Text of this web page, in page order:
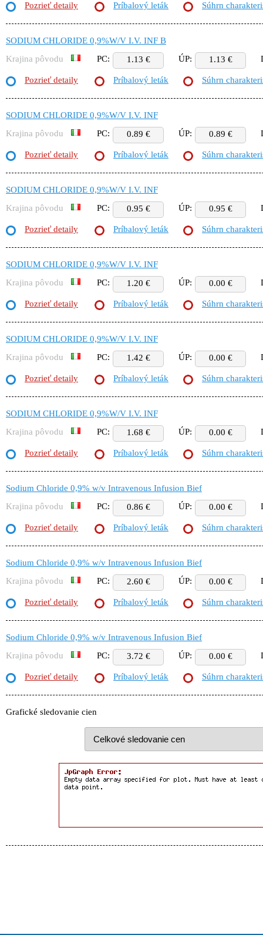
Pozrieť detaily Príbalový leták Súhrn
SODIUM CHLORIDE 0,9%W/V I.V. INF B
Krajina pôvodu
PC: 1.13 € ÚP: 1.13 €
Pozrieť detaily Príbalový leták Súhrn
SODIUM CHLORIDE 0,9%W/V I.V. INF
Krajina pôvodu
PC: 0.89 € ÚP: 0.89 €
Pozrieť detaily Príbalový leták Súhrn
SODIUM CHLORIDE 0,9%W/V I.V. INF
Krajina pôvodu
PC: 0.95 € ÚP: 0.95 €
Pozrieť detaily Príbalový leták Súhrn
SODIUM CHLORIDE 0,9%W/V I.V. INF
Krajina pôvodu
PC: 1.20 € ÚP: 0.00 €
Pozrieť detaily Príbalový leták Súhrn
SODIUM CHLORIDE 0,9%W/V I.V. INF
Krajina pôvodu
PC: 1.42 € ÚP: 0.00 €
Pozrieť detaily Príbalový leták Súhrn
SODIUM CHLORIDE 0,9%W/V I.V. INF
Krajina pôvodu
PC: 1.68 € ÚP: 0.00 €
Pozrieť detaily Príbalový leták Súhrn
Sodium Chloride 0,9% w/v Intravenous Infusion Bief
Krajina pôvodu
PC: 0.86 € ÚP: 0.00 €
Pozrieť detaily Príbalový leták Súhrn
Sodium Chloride 0,9% w/v Intravenous Infusion Bief
Krajina pôvodu
PC: 2.60 € ÚP: 0.00 €
Pozrieť detaily Príbalový leták Súhrn
Sodium Chloride 0,9% w/v Intravenous Infusion Bief
Krajina pôvodu
PC: 3.72 € ÚP: 0.00 €
Pozrieť detaily Príbalový leták Súhrn
Grafické sledovanie cien